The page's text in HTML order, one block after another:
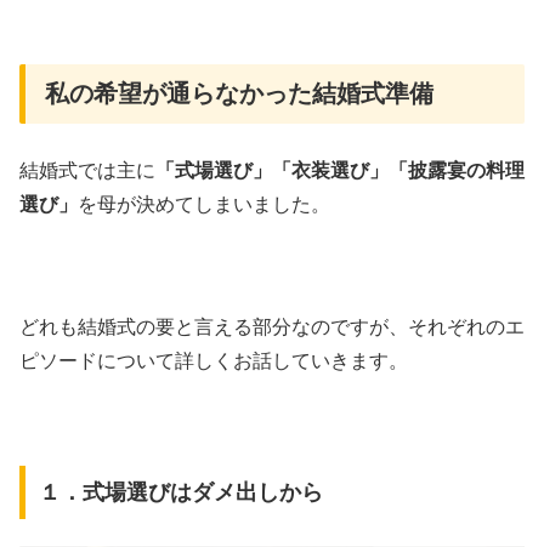
私の希望が通らなかった結婚式準備
結婚式では主に
「式場選び」「衣装選び」「披露宴の料理
選び」
を母が決めてしまいました。
どれも結婚式の要と言える部分なのですが、それぞれのエ
ピソードについて詳しくお話していきます。
１．式場選びはダメ出しから